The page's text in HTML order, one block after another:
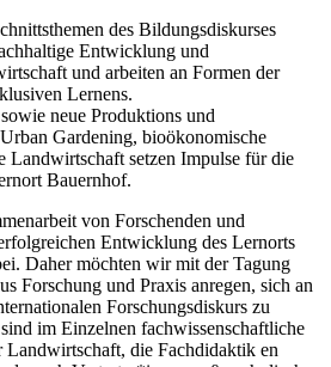
des Bildungsdiskurses
Entwicklung und
und arbeiten an Formen der
Lernens.
neue Produktions und
Gardening, bioökonomische
Landwirtschaft setzen Impulse für die
Bauernhof.
von Forschenden und
Entwicklung des Lernorts
Daher möchten wir mit der Tagung
Forschung und Praxis anregen, sich an
Forschungsdiskurs zu
im Einzelnen fachwissenschaftliche
die Fachdidaktik en